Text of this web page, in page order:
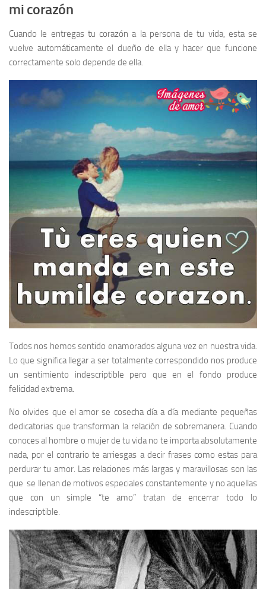
mi corazón
Cuando le entregas tu corazón a la persona de tu vida, esta se
vuelve automáticamente el dueño de ella y hacer que funcione
correctamente solo depende de ella.
Todos nos hemos sentido enamorados alguna vez en nuestra vida.
Lo que significa llegar a ser totalmente correspondido nos produce
un sentimiento indescriptible pero que en el fondo produce
felicidad extrema.
No olvides que el amor se cosecha día a día mediante pequeñas
dedicatorias que transforman la relación de sobremanera. Cuando
conoces al hombre o mujer de tu vida no te importa absolutamente
nada, por el contrario te arriesgas a decir frases como estas para
perdurar tu amor. Las relaciones más largas y maravillosas son las
que se llenan de motivos especiales constantemente y no aquellas
que con un simple “te amo” tratan de encerrar todo lo
indescriptible.